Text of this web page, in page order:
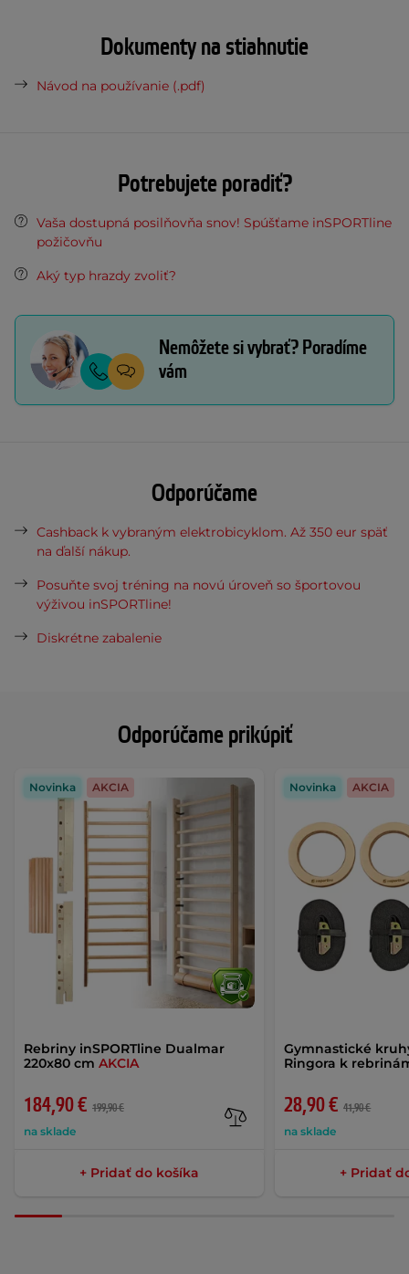
Odporúčame prikúpiť
Rebriny inSPORTline Dualmar
220x80 cm AKCIA
184,90 € 199,90 €
na sklade
Novinka AKCIA
+ Pridať do košíka
Gymnastické
Ringora k
28,90 € 41,90 €
na sklade
Novinka AKCIA
+ Pridať
Dokumenty na stiahnutie
Návod na používanie (.pdf)
Potrebujete poradiť?
Vaša dostupná posilňovňa snov! Spúšťame inSPORTline
požičovňu
Aký typ hrazdy zvoliť?
Nemôžete si vybrať? Poradíme
vám
Odporúčame
Cashback k vybraným elektrobicyklom. Až 350 eur späť
na ďalší nákup.
Posuňte svoj tréning na novú úroveň so športovou
výživou inSPORTline!
Diskrétne zabalenie